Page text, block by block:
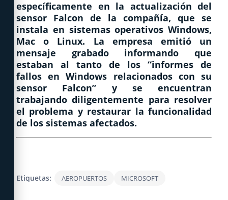
específicamente en la actualización del
sensor Falcon de la compañía, que se
instala en sistemas operativos Windows,
Mac o Linux. La empresa emitió un
mensaje grabado informando que
estaban al tanto de los “informes de
fallos en Windows relacionados con su
sensor Falcon” y se encuentran
trabajando diligentemente para resolver
el problema y restaurar la funcionalidad
de los sistemas afectados.
Etiquetas: AEROPUERTOS MICROSOFT